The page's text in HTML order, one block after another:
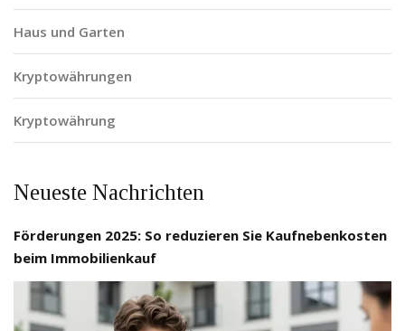
Haus und Garten
Kryptowährungen
Kryptowährung
Neueste Nachrichten
Förderungen 2025: So reduzieren Sie Kaufnebenkosten
beim Immobilienkauf